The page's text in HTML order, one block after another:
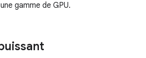
gamme de GPU.